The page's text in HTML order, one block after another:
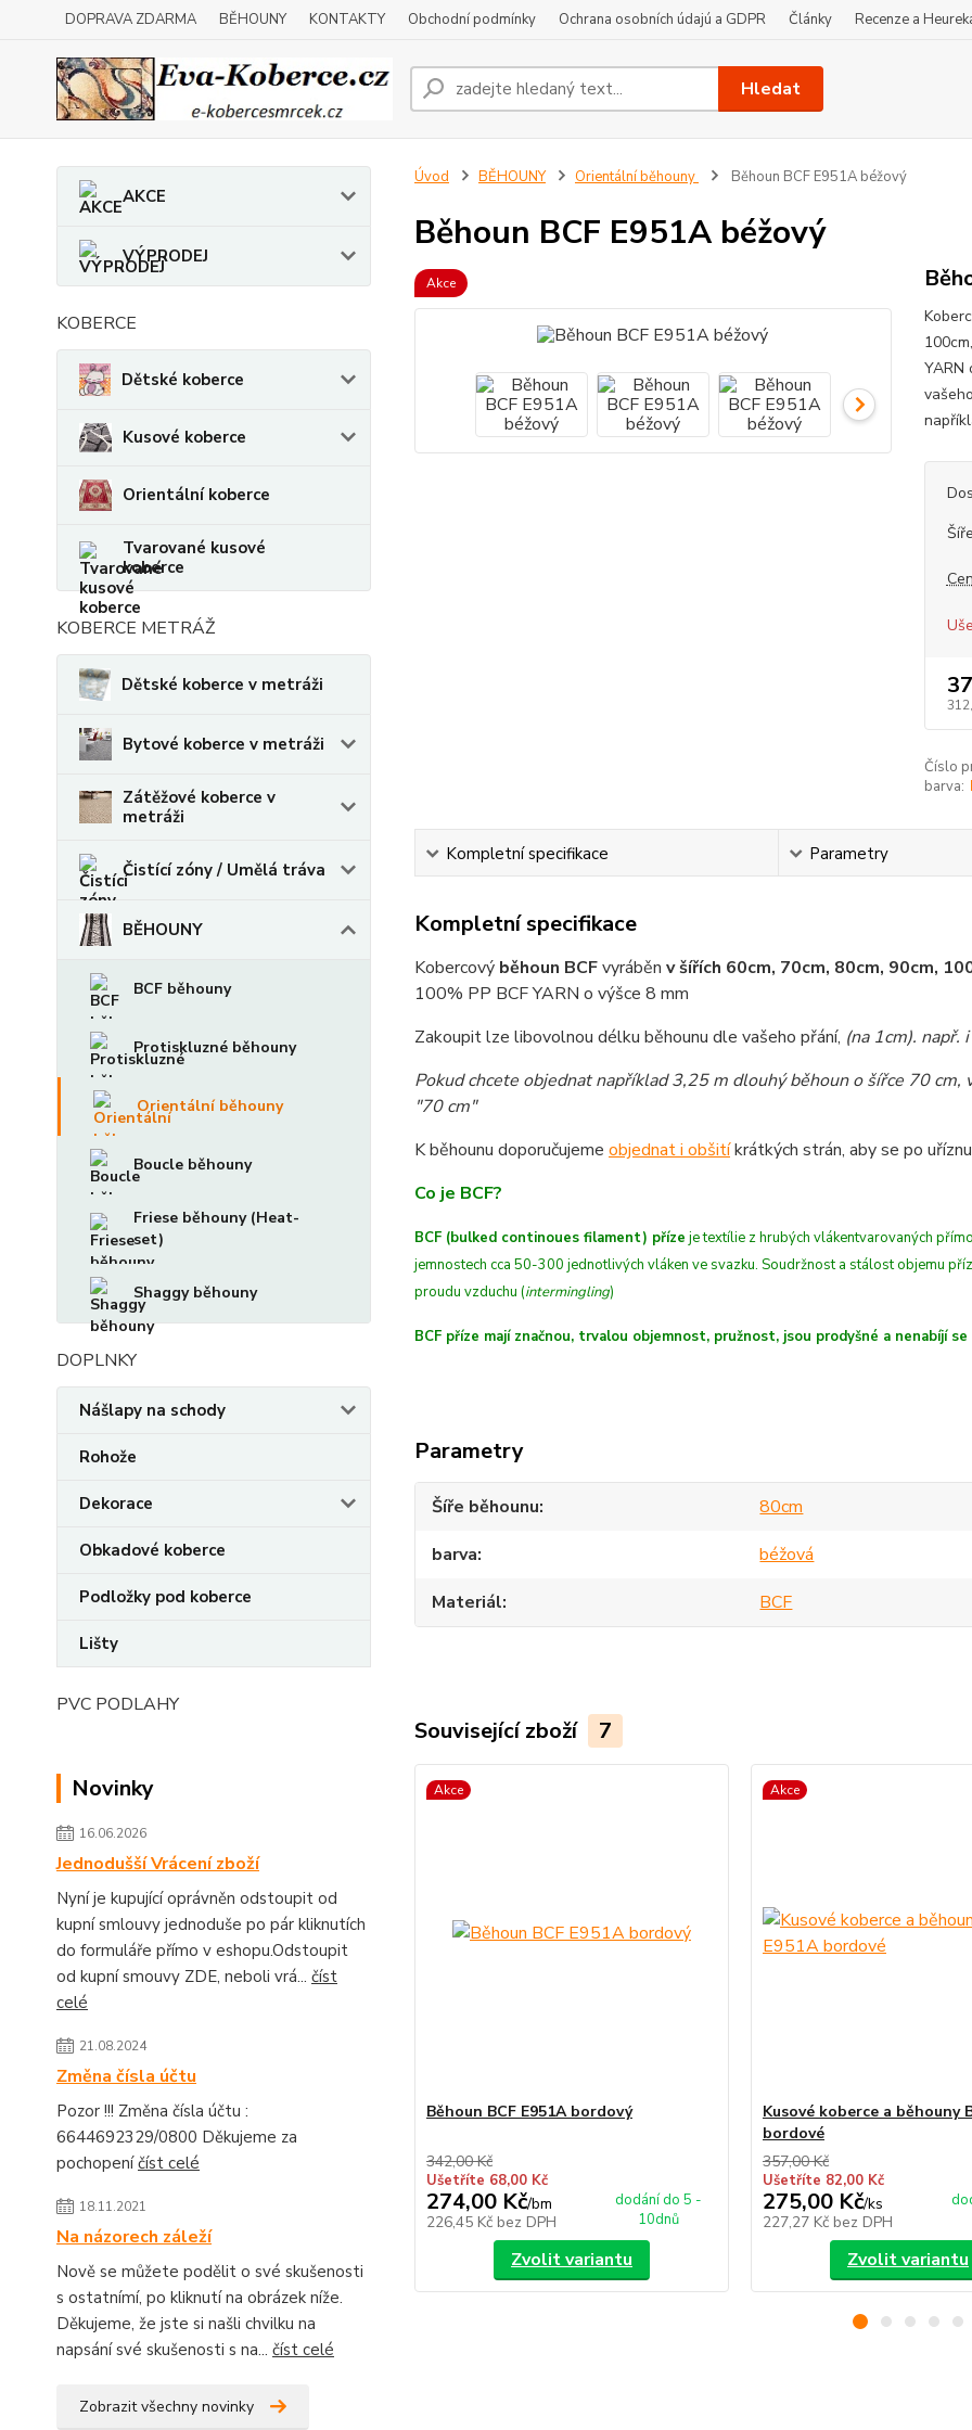
DOPRAVA ZDARMA BĚHOUNY KONTAKTY Obchodní podmínky Ochrana osobních údajú a GDPR Články Recenze a
Hledat
AKCE
VÝPRODEJ
KOBERCE
Dětské koberce
Kusové koberce
Orientální koberce
Tvarované kusové
koberce
KOBERCE METRÁŽ
Dětské koberce v metráži
Bytové koberce v metráži
Zátěžové koberce v
metráži
Čistící zóny / Umělá tráva
BĚHOUNY
BCF běhouny
Protiskluzné běhouny
Orientální běhouny
Boucle běhouny
Friese běhouny (Heat-
set)
Shaggy běhouny
DOPLNKY
Nášlapy na schody
Rohože
Dekorace
Obkadové koberce
Podložky pod koberce
Lišty
PVC PODLAHY
Novinky
16.06.2026
Jednodušší Vrácení zboží
Nyní je kupující oprávněn odstoupit od
kupní smlouvy jednoduše po pár kliknutích
do formuláře přímo v eshopu.Odstoupit
od kupní smouvy ZDE, neboli vrá... číst
celé
21.08.2024
Změna čísla účtu
Pozor !!! Změna čísla účtu :
6644692329/0800 Děkujeme za
pochopeníčíst celé
18.11.2021
Na názorech záleží
Nově se můžete podělit o své skušenosti
s ostatnímí, po kliknutí na obrázek níže.
Děkujeme, že jste si našli chvilku na
napsání své skušenosti s na... číst celé
Zobrazit všechny novinky
Úvod BĚHOUNY Orientální běhouny Běhoun BCF E951A béžový
Běhoun BCF E951A béžový
Akce
YARN
Číslo
barva:
Kompletní specifikace Parametry
Kompletní specifikace
Kobercový běhoun BCFvyráběn v šířích 60cm, 70cm, 80cm, 90cm,
100% PP BCF YARN o výšce 8 mm
Zakoupit lze libovolnou délku běhounu dle vašeho přání, (na 1cm). např.
Pokud chcete objednat například 3,25 m dlouhý běhoun o šířce 70
"70 cm"
K běhounu doporučujeme objednat i obšitíkrátkých strán, aby se po
Co je BCF?
BCF (bulked continoues filament) příze je textílie z hrubých vlákentvarovaných
jemnostech cca 50-300 jednotlivých vláken ve svazku. Soudržnost a stálost objemu
proudu vzduchu (intermingling)
BCF příze mají značnou, trvalou objemnost, pružnost, jsou prodyšné a nenabíjí
Parametry
Šíře běhounu
80cm
barva
béžová
Materiál
BCF
Související zboží 7
Akce
Běhoun BCF E951A bordový
342,00 Kč
Ušetříte 68,00 Kč
274,00 Kč/bm
226,45 Kč bez DPH
dodání do 5 -
10dnů
Zvolit variantu
Akce
Kusové koberce a běhouny
bordové
357,00 Kč
Ušetříte 82,00 Kč
275,00 Kč/ks
227,27 Kč bez DPH
Zvolit variantu